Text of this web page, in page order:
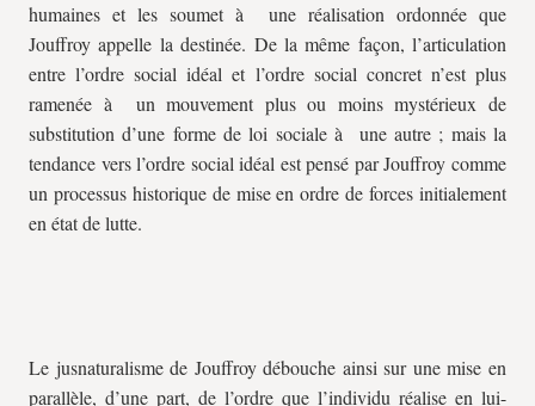
humaines et les soumet à une réalisation ordonnée que
Jouffroy appelle la destinée. De la même façon, l’articulation
entre l’ordre social idéal et l’ordre social concret n’est plus
ramenée à un mouvement plus ou moins mystérieux de
substitution d’une forme de loi sociale à une autre ; mais la
tendance vers l’ordre social idéal est pensé par Jouffroy comme
un processus historique de mise en ordre de forces initialement
en état de lutte.
Le jusnaturalisme de Jouffroy débouche ainsi sur une mise en
parallèle, d’une part, de l’ordre que l’individu réalise en lui-